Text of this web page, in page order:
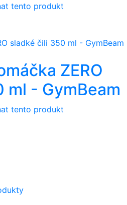
tento produkt
ZERO
- GymBeam
tento produkt